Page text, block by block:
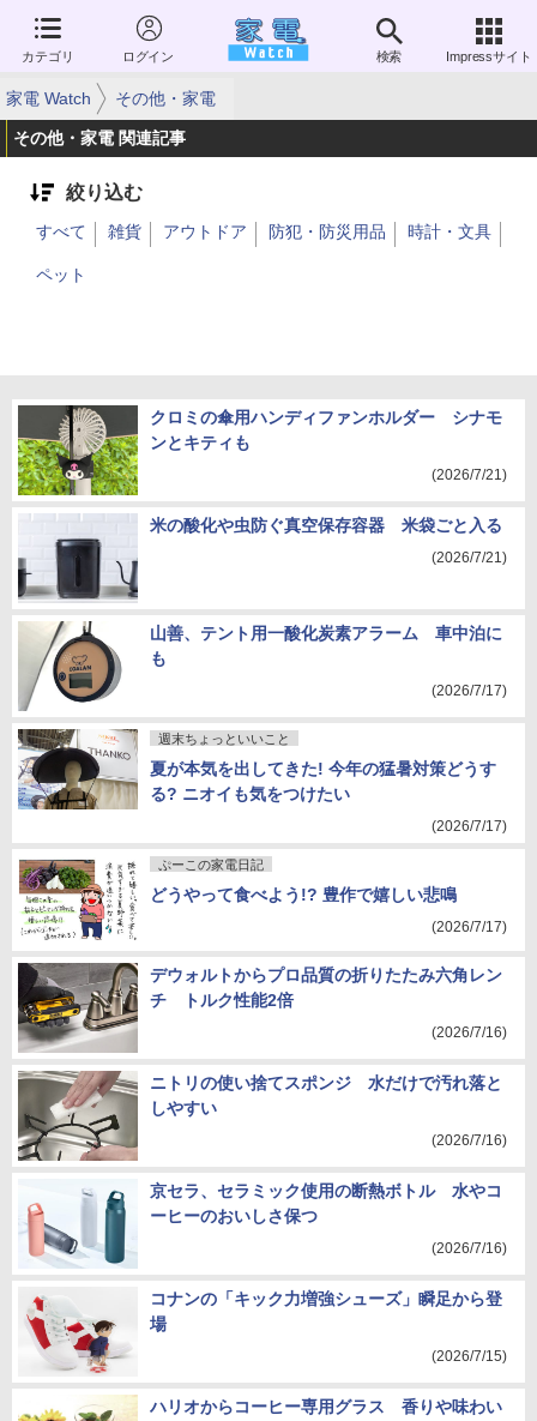
カテゴリ ログイン 検索 Impressサイト
家電 Watch その他・家電
その他・家電 関連記事
絞り込む
すべて 雑貨 アウトドア 防犯・防災用品 時計・文具
ペット
クロミの傘用ハンディファンホルダー シナモ
ンとキティも
(2026/7/21)
米の酸化や虫防ぐ真空保存容器 米袋ごと入る
(2026/7/21)
山善、テント用一酸化炭素アラーム 車中泊に
も
(2026/7/17)
週末ちょっといいこと
夏が本気を出してきた! 今年の猛暑対策どうす
る? ニオイも気をつけたい
(2026/7/17)
ぷーこの家電日記
どうやって食べよう!? 豊作で嬉しい悲鳴
(2026/7/17)
デウォルトからプロ品質の折りたたみ六角レン
チ トルク性能2倍
(2026/7/16)
ニトリの使い捨てスポンジ 水だけで汚れ落と
しやすい
(2026/7/16)
京セラ、セラミック使用の断熱ボトル 水やコ
ーヒーのおいしさ保つ
(2026/7/16)
コナンの「キック力増強シューズ」瞬足から登
場
(2026/7/15)
ハリオからコーヒー専用グラス 香りや味わい